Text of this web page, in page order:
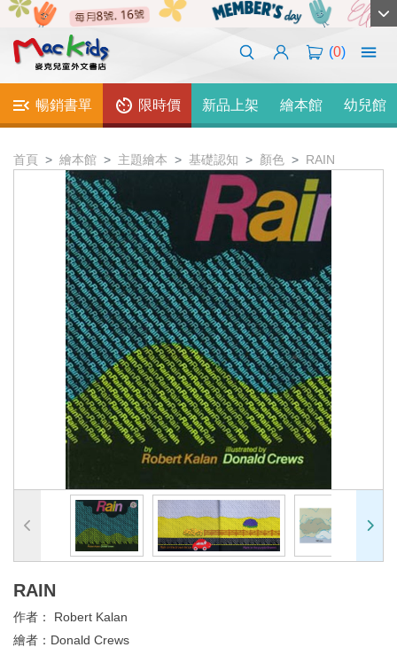
(0)
暢銷書單 限時價 新品上架 繪本館 幼兒館
首頁 繪本館 主題繪本 基礎認知 顏色 RAIN
RAIN
作者： Robert Kalan
繪者： Donald Crews